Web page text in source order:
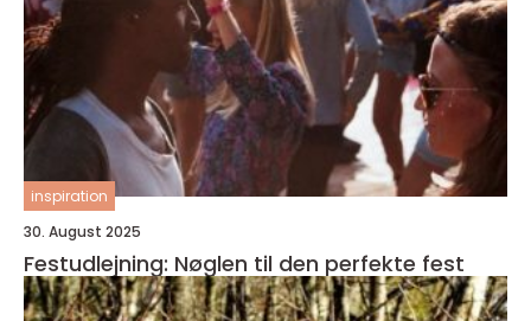
inspiration
30. August 2025
Festudlejning: Nøglen til den perfekte fest